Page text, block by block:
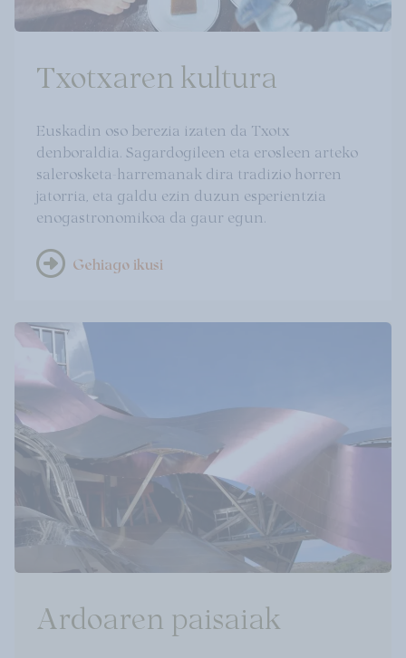
Txotxaren kultura
Euskadin oso berezia izaten da Txotx
denboraldia. Sagardogileen eta erosleen arteko
salerosketa-harremanak dira tradizio horren
jatorria, eta galdu ezin duzun esperientzia
enogastronomikoa da gaur egun.
Gehiago ikusi
Ardoaren paisaiak